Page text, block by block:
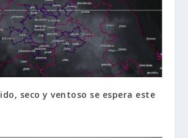
seco y ventoso se espera este